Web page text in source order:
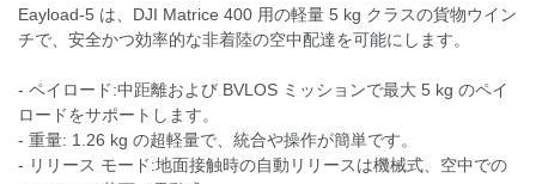
Eayload-5 は、DJI Matrice 400 用の軽量 5 kg クラスの貨物ウイン
チで、安全かつ効率的な非着陸の空中配達を可能にします。
- ペイロード:中距離および BVLOS ミッションで最大 5 kg のペイ
ロードをサポートします。
- 重量: 1.26 kg の超軽量で、統合や操作が簡単です。
- リリース モード:地面接触時の自動リリースは機械式、空中での